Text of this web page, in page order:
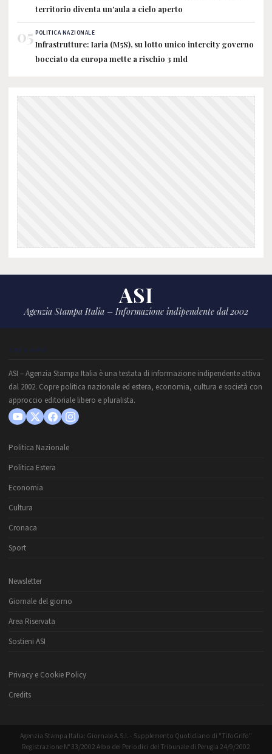
territorio diventa un'aula a cielo aperto
05 POLITICA NAZIONALE
Infrastrutture: Iaria (M5S), su lotto unico intercity governo
bocciato da europa mette a rischio 3 mld
ASI
Agenzia Stampa Italia – Informazione indipendente dal 2002
CHI SIAMO
ASI – Agenzia Stampa Italia è una testata di informazione indipendente attiva
dal 2002. Copre politica nazionale ed estera, economia, cultura e società con
approccio editoriale libero e pluralista.
Politica Nazionale
Politica Estera
Economia
Cultura
Cronaca
Sport
Newsletter
Giornale del giorno
Area Riservata
Sostieni ASI
Privacy e Cookie Policy
Credits
Agenzia Stampa Italia: Giornale A.S.I. - Supplemento Quotidiano di "TifoGrifo"
Registrazione N° 33/2002 Albo dei Periodici del Tribunale di Perugia 24/9/2002